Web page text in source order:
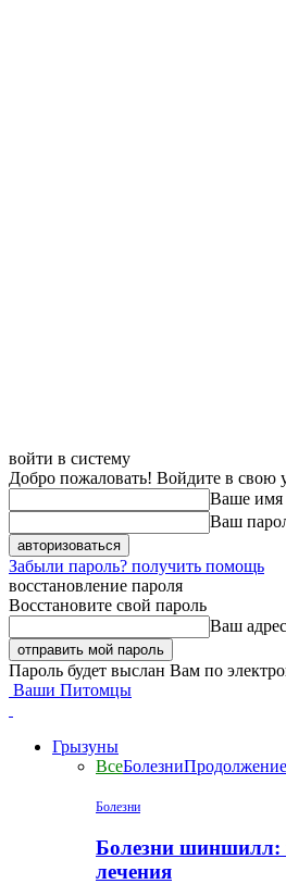
войти в систему
Добро пожаловать! Войдите в свою
Ваше имя
Ваш
Забыли пароль? получить помощь
восстановление пароля
Восстановите свой пароль
Ваш
Пароль будет выслан Вам по
Ваши Питомцы
Грызуны
ВсеБолезни
Болезни
Болезни шиншилл:
лечения